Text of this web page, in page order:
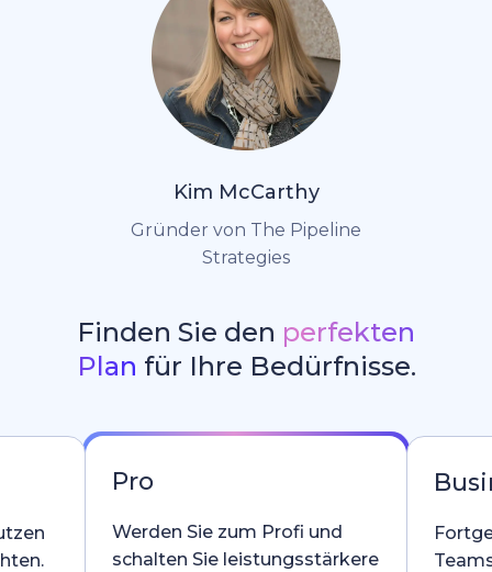
Kim McCarthy
Gründer von The Pipeline
Strategies
Finden Sie den perfekten
Plan für Ihre Bedürfnisse.
Pro
Werden Sie zum Profi und
schalten Sie leistungsstärkere